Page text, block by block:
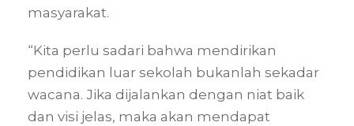
masyarakat.
“Kita perlu sadari bahwa mendirikan
pendidikan luar sekolah bukanlah sekadar
wacana. Jika dijalankan dengan niat baik
dan visi jelas, maka akan mendapat